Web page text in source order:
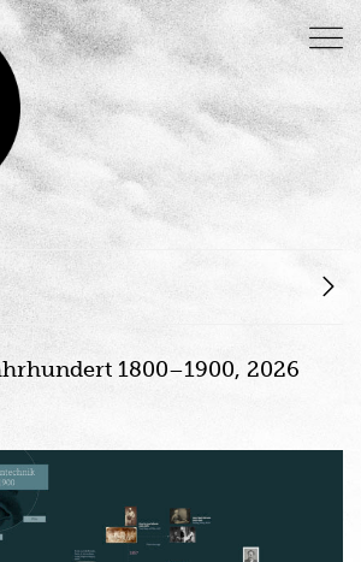
1800–1900, 2026